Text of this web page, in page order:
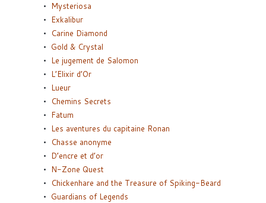
Mysteriosa
Exkalibur
Carine Diamond
Gold & Crystal
Le jugement de Salomon
L’Elixir d’Or
Lueur
Chemins Secrets
Fatum
Les aventures du capitaine Ronan
Chasse anonyme
D’encre et d’or
N-Zone Quest
Chickenhare and the Treasure of Spiking-Beard
Guardians of Legends